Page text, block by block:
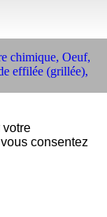
chimique, Oeuf,
effilée (grillée),
votre
consentez